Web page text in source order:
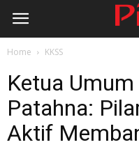
Home KKSS
Ketua
Patahna:
Aktif